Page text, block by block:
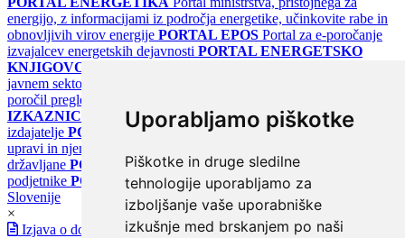
Uporabljamo piškotke
Piškotke in druge sledilne
tehnologije uporabljamo za
izboljšanje vaše uporabniške
izkušnje med brskanjem po naši
energijo, z informacijami iz področja energetike, učinkovite rabe in
obnovljivih virov energije PORTAL EPOS Portal za e-poročanje
izvajalcev energetskih dejavnosti PORTAL ENERGETSKO
KNJIGOVODSTVO
javnem sektorju
poročil pregledov klimatskih sistemov
IZKAZNICE
Register energetskih izkaznic - za izdelovalce in
izdajatelje PORTAL GOV.SI Osrednje spletno mesto o državni
upravi in njenih storitvah
državljane PORTAL SPOT Državni portal za podjetja in
podjetnike PORTAL OPSI Državni portal odprtih podatkov
Slovenije
×
Izjava o dostopnosti